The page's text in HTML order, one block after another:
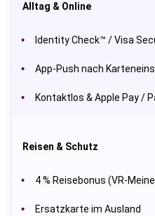
Alltag & Online
Identity Check™ / Visa
App-Push nach
Kontaktlos & Apple Pay /
Reisen & Schutz
4 % Reisebonus (VR-
Ersatzkarte im Ausland